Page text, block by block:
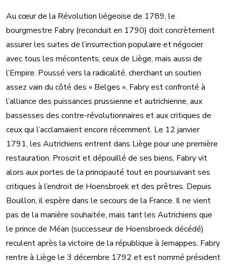
Au cœur de la Révolution liégeoise de 1789, le
bourgmestre Fabry (reconduit en 1790) doit concrètement
assurer les suites de l’insurrection populaire et négocier
avec tous les mécontents, ceux de Liège, mais aussi de
l’Empire. Poussé vers la radicalité, cherchant un soutien
assez vain du côté des « Belges », Fabry est confronté à
l’alliance des puissances prussienne et autrichienne, aux
bassesses des contre-révolutionnaires et aux critiques de
ceux qui l’acclamaient encore récemment. Le 12 janvier
1791, les Autrichiens entrent dans Liège pour une première
restauration. Proscrit et dépouillé de ses biens, Fabry vit
alors aux portes de la principauté tout en poursuivant ses
critiques à l’endroit de Hoensbroek et des prêtres. Depuis
Bouillon, il espère dans le secours de la France. Il ne vient
pas de la manière souhaitée, mais tant les Autrichiens que
le prince de Méan (successeur de Hoensbroeck décédé)
reculent après la victoire de la république à Jemappes. Fabry
rentre à Liège le 3 décembre 1792 et est nommé président